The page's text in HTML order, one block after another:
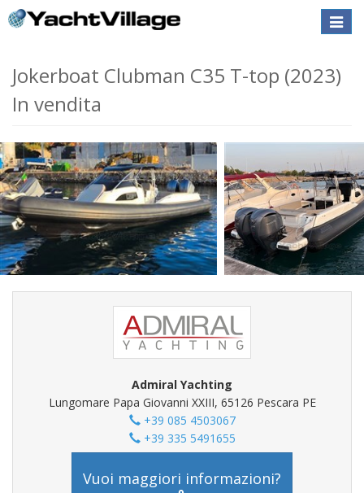
Toggle
Jokerboat Clubman C35 T-top (2023)
In vendita
Admiral Yachting
Lungomare Papa Giovanni XXIII, 65126 Pescara PE
+39 085 4503067
+39 335 5491655
Vuoi maggiori informazioni?